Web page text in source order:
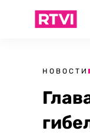
НОВОСТИ